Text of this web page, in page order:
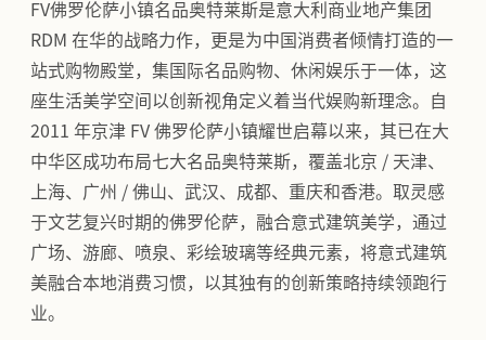
FV佛罗伦萨小镇名品奥特莱斯是意大利商业地产集团
RDM 在华的战略力作，更是为中国消费者倾情打造的一
站式购物殿堂，集国际名品购物、休闲娱乐于一体，这
座生活美学空间以创新视角定义着当代娱购新理念。自
2011 年京津 FV 佛罗伦萨小镇耀世启幕以来，其已在大
中华区成功布局七大名品奥特莱斯，覆盖北京 / 天津、
上海、广州 / 佛山、武汉、成都、重庆和香港。取灵感
于文艺复兴时期的佛罗伦萨，融合意式建筑美学，通过
广场、游廊、喷泉、彩绘玻璃等经典元素，将意式建筑
美融合本地消费习惯，以其独有的创新策略持续领跑行
业。